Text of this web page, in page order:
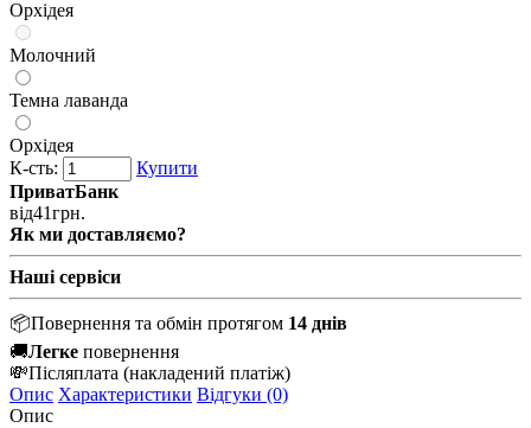
Орхідея
Молочний
Темна лаванда
Орхідея
К-сть:
Купити
ПриватБанк
від41грн.
Як ми доставляємо?
Наші сервіси
📦Повернення та обмін протягом 14 днів
🚚Легке повернення
💸Післяплата (накладений платіж)
Опис Характеристики Відгуки (0)
Опис